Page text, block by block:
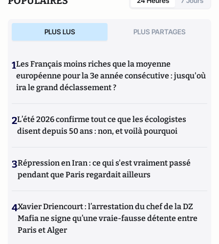
PLUS LUS PLUS PARTAGES
1Les Français moins riches que la moyenne
européenne pour la 3e année consécutive : jusqu'où
ira le grand déclassement ?
2L’été 2026 confirme tout ce que les écologistes
disent depuis 50 ans : non, et voilà pourquoi
3Répression en Iran : ce qui s'est vraiment passé
pendant que Paris regardait ailleurs
4Xavier Driencourt : l’arrestation du chef de la DZ
Mafia ne signe qu’une vraie-fausse détente entre
Paris et Alger